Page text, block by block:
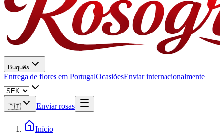
Buquês
Entrega de flores em PortugalOcasiõesEnviar internacionalmente
🇵🇹 Enviar rosas
Início